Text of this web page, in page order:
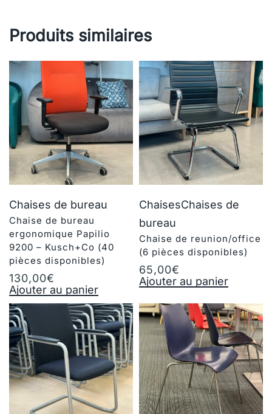
Produits similaires
Chaises de bureau
Chaise de bureau
ergonomique Papilio
9200 – Kusch+Co (40
pièces disponibles)
130,00€
Ajouter au panier
ChaisesChaises de
bureau
Chaise de reunion/office
(6 pièces disponibles)
65,00€
Ajouter au panier